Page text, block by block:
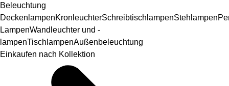
Beleuchtung
DeckenlampenKronleuchterSchreibtischlampenStehlampen
LampenWandleuchter und -
lampenTischlampenAußenbeleuchtung
Einkaufen nach Kollektion